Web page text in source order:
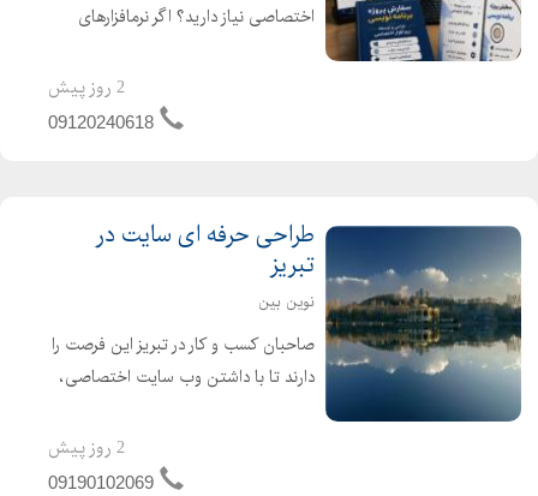
اختصاصی نیاز دارید؟ اگر نرمافزارهای
میتوانیم نرمافزاری کاملاً اختصاصی،
متناسب با فرآیندهای کاری شما طراحی و
2 روز پیش
09120240618
طراحی حرفه ای سایت در
تبریز
نوین بین
صاحبان کسب و کار در تبریز این فرصت را
دارند تا با داشتن وب سایت اختصاصی،
در معرض دید افراد بیشتری قرار دهند.
طراحی سایت در تبریز به شما این امکان
2 روز پیش
09190102069